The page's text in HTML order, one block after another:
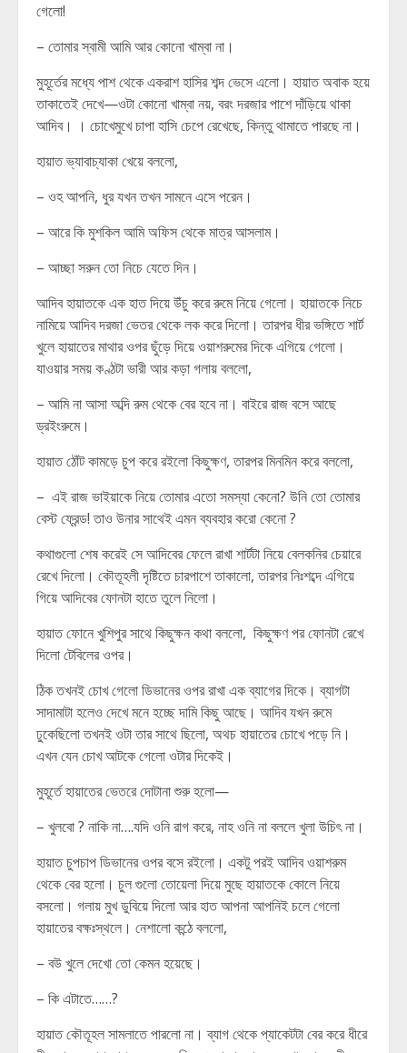
গেলো!
– তোমার স্বামী আমি আর কোনো খাম্বা না।
মুহূর্তের মধ্যে পাশ থেকে একরাশ হাসির শব্দ ভেসে এলো। হায়াত অবাক হয়ে
তাকাতেই দেখে—ওটা কোনো খাম্বা নয়, বরং দরজার পাশে দাঁড়িয়ে থাকা
আদিব। । চোখেমুখে চাপা হাসি চেপে রেখেছে, কিন্তু থামাতে পারছে না।
হায়াত ভ্যাবাচ্যাকা খেয়ে বললো,
– ওহ আপনি, ধুর যখন তখন সামনে এসে পরেন।
– আরে কি মুশকিল আমি অফিস থেকে মাত্র আসলাম।
– আচ্ছা সরুন তো নিচে যেতে দিন।
আদিব হায়াতকে এক হাত দিয়ে উঁচু করে রুমে নিয়ে গেলো। হায়াতকে নিচে
নামিয়ে আদিব দরজা ভেতর থেকে লক করে দিলো। তারপর ধীর ভঙ্গিতে শার্ট
খুলে হায়াতের মাথার ওপর ছুঁড়ে দিয়ে ওয়াশরুমের দিকে এগিয়ে গেলো।
যাওয়ার সময় কণ্ঠটা ভারী আর কড়া গলায় বললো,
– আমি না আসা অব্দি রুম থেকে বের হবে না। বাইরে রাজ বসে আছে
ড্রইংরুমে।
হায়াত ঠোঁট কামড়ে চুপ করে রইলো কিছুক্ষণ, তারপর মিনমিন করে বললো,
– এই রাজ ভাইয়াকে নিয়ে তোমার এতো সমস্যা কেনো? উনি তো তোমার
বেস্ট ফ্রেন্ড! তাও উনার সাথেই এমন ব্যবহার করো কেনো ?
কথাগুলো শেষ করেই সে আদিবের ফেলে রাখা শার্টটা নিয়ে বেলকনির চেয়ারে
রেখে দিলো। কৌতূহলী দৃষ্টিতে চারপাশে তাকালো, তারপর নিঃশব্দে এগিয়ে
গিয়ে আদিবের ফোনটা হাতে তুলে নিলো।
হায়াত ফোনে খুশিপুর সাথে কিছুক্ষন কথা বললো, কিছুক্ষণ পর ফোনটা রেখে
দিলো টেবিলের ওপর।
ঠিক তখনই চোখ গেলো ডিভানের ওপর রাখা এক ব্যাগের দিকে। ব্যাগটা
সাদামাটা হলেও দেখে মনে হচ্ছে দামি কিছু আছে। আদিব যখন রুমে
ঢুকেছিলো তখনই ওটা তার সাথে ছিলো, অথচ হায়াতের চোখে পড়ে নি।
এখন যেন চোখ আটকে গেলো ওটার দিকেই।
মুহূর্তে হায়াতের ভেতরে দোটানা শুরু হলো—
– খুলবো ? নাকি না….যদি ওনি রাগ করে, নাহ ওনি না বললে খুলা উচিৎ না।
হায়াত চুপচাপ ডিভানের ওপর বসে রইলো। একটু পরই আদিব ওয়াশরুম
থেকে বের হলো। চুল গুলো তোয়েলা দিয়ে মুছে হায়াতকে কোলে নিয়ে
বসলো। গলায় মুখ ডুবিয়ে দিলো আর হাত আপনা আপনিই চলে গেলো
হায়াতের বক্ষঃস্থলে। নেশালো কন্ঠে বললো,
– বউ খুলে দেখো তো কেমন হয়েছে।
– কি এটাতে……?
হায়াত কৌতূহল সামলাতে পারলো না। ব্যাগ থেকে প্যাকেটটা বের করে ধীরে